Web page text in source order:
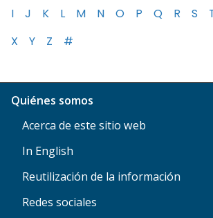
I
J K L M N O P Q R S
X
Y Z #
Quiénes somos
Acerca de este sitio web
In English
Reutilización de la información
Redes sociales